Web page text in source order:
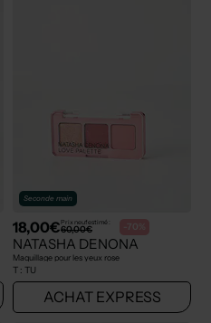
Seconde main
18,00€Prix neuf estimé :
60,00€ -70%
NATASHA DENONA
Maquillage pour les yeux rose
T : TU
ACHAT EXPRESS